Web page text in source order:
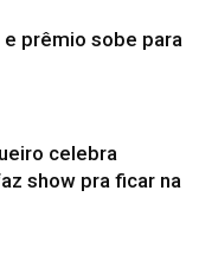
e prêmio sobe para
celebra
show pra ficar na